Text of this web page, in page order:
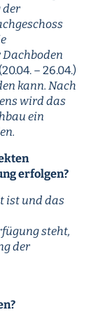
der
– 26.04.)
kann. Nach
wird das
ein
erfolgen?
ist und das
steht,
der